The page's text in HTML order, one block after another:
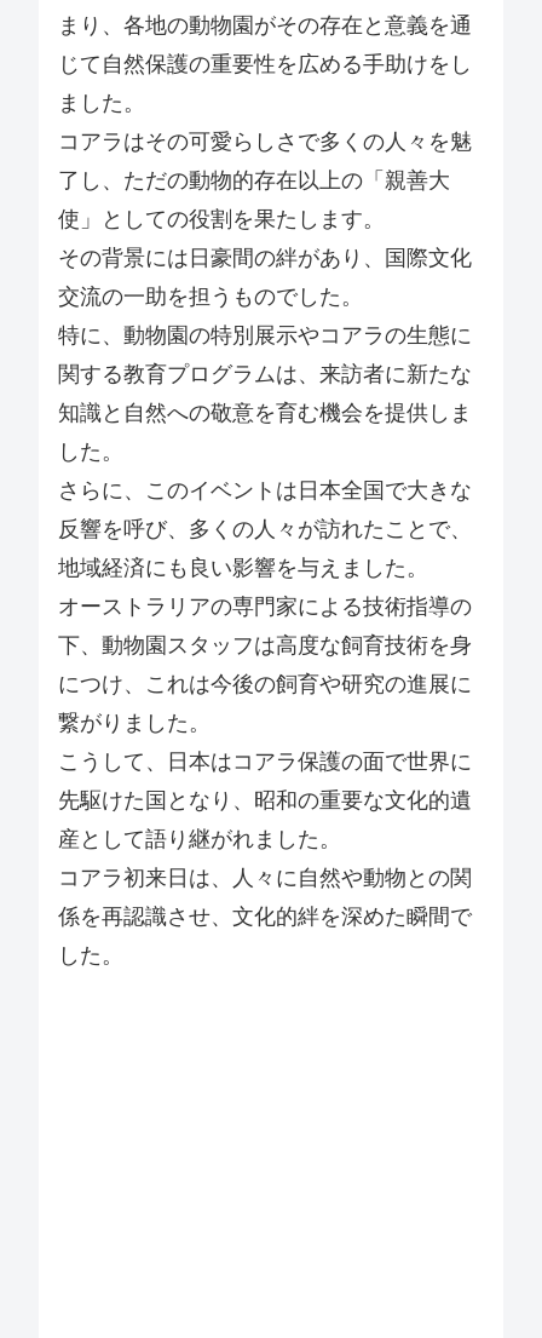
まり、各地の動物園がその存在と意義を通
じて自然保護の重要性を広める手助けをし
ました。
コアラはその可愛らしさで多くの人々を魅
了し、ただの動物的存在以上の「親善大
使」としての役割を果たします。
その背景には日豪間の絆があり、国際文化
交流の一助を担うものでした。
特に、動物園の特別展示やコアラの生態に
関する教育プログラムは、来訪者に新たな
知識と自然への敬意を育む機会を提供しま
した。
さらに、このイベントは日本全国で大きな
反響を呼び、多くの人々が訪れたことで、
地域経済にも良い影響を与えました。
オーストラリアの専門家による技術指導の
下、動物園スタッフは高度な飼育技術を身
につけ、これは今後の飼育や研究の進展に
繋がりました。
こうして、日本はコアラ保護の面で世界に
先駆けた国となり、昭和の重要な文化的遺
産として語り継がれました。
コアラ初来日は、人々に自然や動物との関
係を再認識させ、文化的絆を深めた瞬間で
した。